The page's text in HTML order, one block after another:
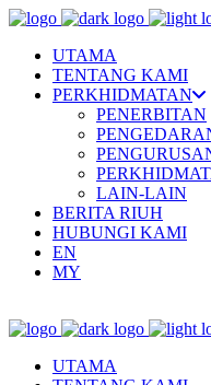
UTAMA
TENTANG KAMI
PERKHIDMATAN
PENERBITAN
LAIN-LAIN
BERITA RIUH
HUBUNGI KAMI
EN
MY
UTAMA